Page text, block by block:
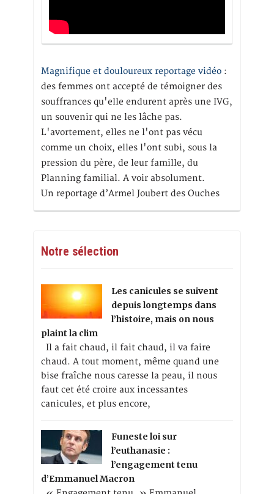
Magnifique et douloureux reportage vidéo :
des femmes ont accepté de témoigner des
souffrances qu'elle endurent après une IVG,
un souvenir qui ne les lâche pas.
L'avortement, elles ne l'ont pas vécu
comme un choix, elles l'ont subi, sous la
pression du père, de leur famille, du
Planning familial. A voir absolument.
Un reportage d’Armel Joubert des Ouches
Notre sélection
Les canicules se suivent
depuis longtemps dans
l’histoire, mais on nous
plaint la clim
Il a fait chaud, il fait chaud, il va faire
chaud. A tout moment, même quand une
bise fraîche nous caresse la peau, il nous
faut cet été croire aux incessantes
canicules, et plus encore,
Funeste loi sur
l’euthanasie :
l’engagement tenu
d’Emmanuel Macron